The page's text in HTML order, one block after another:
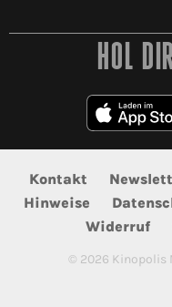
HOL
Kontakt
Hinweise
Widerruf
© 2026 Kinopolis